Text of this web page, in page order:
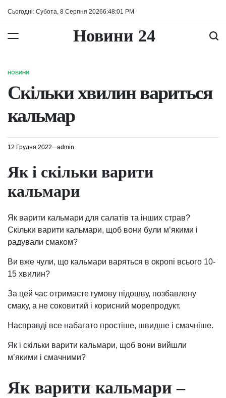
Сьогодні: Субота, 8 Серпня 20266:48:02 PM
Новини 24
ОПУБЛІКУВАТИ
НОВИНИ
Скільки хвилин вариться
кальмар
12 Грудня 2022 admin
Як і скільки варити
кальмари
Як варити кальмари для салатів та інших страв?
Скільки варити кальмари, щоб вони були м’якими і
радували смаком?
Ви вже чули, що кальмари варяться в окропі всього 10-
15 хвилин?
За цей час отримаєте гумову підошву, позбавлену
смаку, а не соковитий і корисний морепродукт.
Насправді все набагато простіше, швидше і смачніше.
Як і скільки варити кальмари, щоб вони вийшли
м’якими і смачними?
Як варити кальмари –